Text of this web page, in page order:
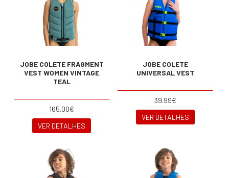
JOBE COLETE FRAGMENT
VEST WOMEN VINTAGE
TEAL
165.00€
VER DETALHES
JOBE COLETE
UNIVERSAL VEST
39.99€
VER DETALHES